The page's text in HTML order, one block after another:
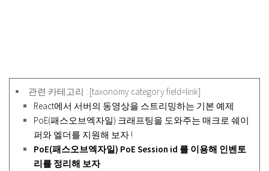
관련 카테고리 : [taxonomy category field=link]
React에서 서버의 동영상을 스트리밍하는 기본 예제
PoE(패스오브엑자일) 크래프팅을 도와주는 매크로 쉐이
퍼와 엘더를 지원해 보자 !
PoE(패스오브엑자일) PoE Session id 를 이용해 인벤토
리를 정리해 보자